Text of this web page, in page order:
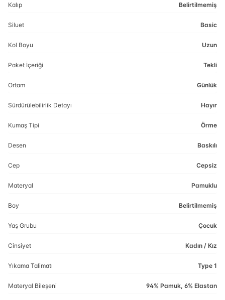
Kalıp Belirtilmemiş
Siluet Basic
Kol Boyu Uzun
Paket İçeriği Tekli
Ortam Günlük
Sürdürülebilirlik Detayı Hayır
Kumaş Tipi Örme
Desen Baskılı
Cep Cepsiz
Materyal Pamuklu
Boy Belirtilmemiş
Yaş Grubu Çocuk
Cinsiyet Kadın / Kız
Yıkama Talimatı Type 1
Materyal Bileşeni 94% Pamuk, 6% Elastan